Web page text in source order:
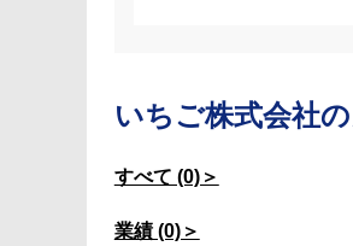
いちご株式会社の
すべて (0)＞
業績 (0)＞